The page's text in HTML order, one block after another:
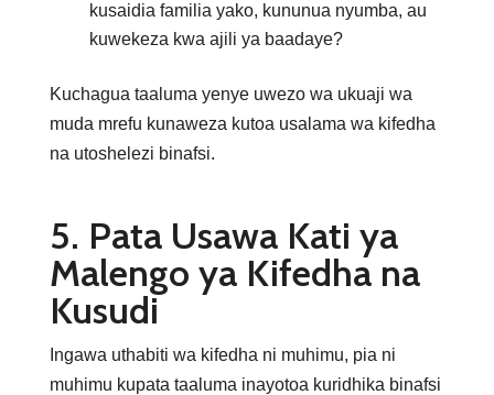
kusaidia familia yako, kununua nyumba, au
kuwekeza kwa ajili ya baadaye?
Kuchagua taaluma yenye uwezo wa ukuaji wa
muda mrefu kunaweza kutoa usalama wa kifedha
na utoshelezi binafsi.
5. Pata Usawa Kati ya
Malengo ya Kifedha na
Kusudi
Ingawa uthabiti wa kifedha ni muhimu, pia ni
muhimu kupata taaluma inayotoa kuridhika binafsi